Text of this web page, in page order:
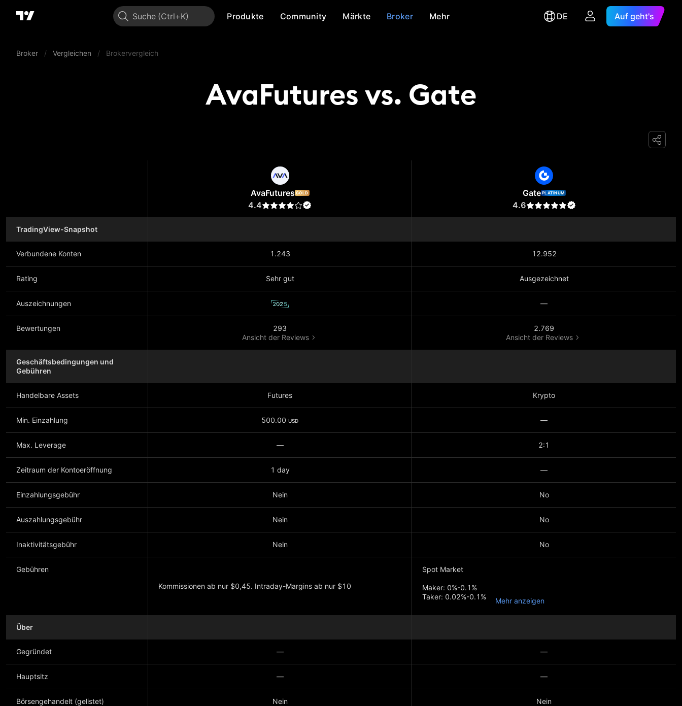
Suche Produkte Community Märkte Broker Mehr DE Auf geht's
Broker / Vergleichen / Brokervergleich
AvaFutures vs. Gate
AvaFutures GOLD
4.4
Gate PLATINUM
4.6
TradingView-Snapshot
Verbundene Konten 1.243 12.952
Rating Sehr gut Ausgezeichnet
Auszeichnungen 2025 —
Bewertungen
293
Ansicht der Reviews
2.769
Ansicht der Reviews
Geschäftsbedingungen und
Gebühren
Handelbare Assets Futures Krypto
Min. Einzahlung 500.00 USD —
Max. Leverage — 2:1
Zeitraum der Kontoeröffnung 1 day —
Einzahlungsgebühr Nein No
Auszahlungsgebühr Nein No
Inaktivitätsgebühr Nein No
Gebühren
Kommissionen ab nur $0,45. Intraday-Margins ab nur $10
Spot Market
Maker: 0%-0.1%
Taker: 0.02%-0.1%
Futures Market
Taker: 0.016%-0.05%
Mehr anzeigen
Über
Gegründet — —
Hauptsitz — —
Börsengehandelt (gelistet) Nein Nein